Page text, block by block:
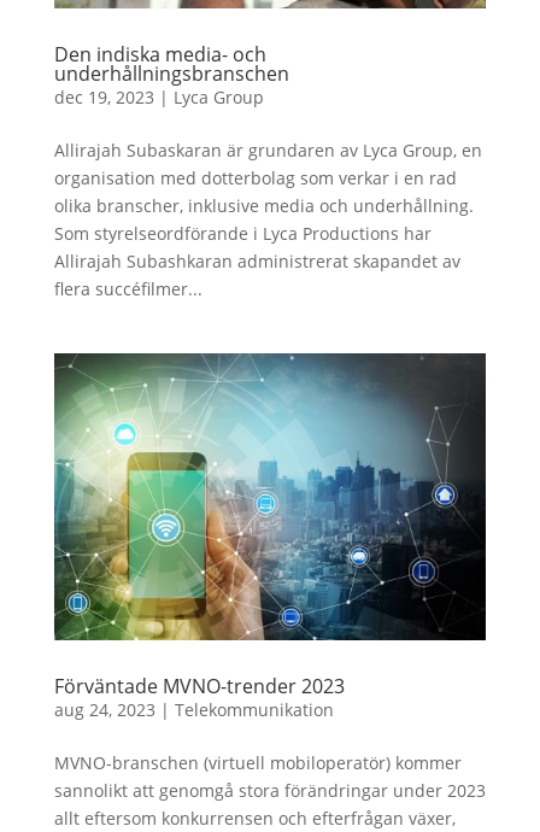
Den indiska media- och
underhållningsbranschen
dec 19, 2023 | Lyca Group
Allirajah Subaskaran är grundaren av Lyca Group, en
organisation med dotterbolag som verkar i en rad
olika branscher, inklusive media och underhållning.
Som styrelseordförande i Lyca Productions har
Allirajah Subashkaran administrerat skapandet av
flera succéfilmer...
Förväntade MVNO-trender 2023
aug 24, 2023 | Telekommunikation
MVNO-branschen (virtuell mobiloperatör) kommer
sannolikt att genomgå stora förändringar under 2023
allt eftersom konkurrensen och efterfrågan växer,